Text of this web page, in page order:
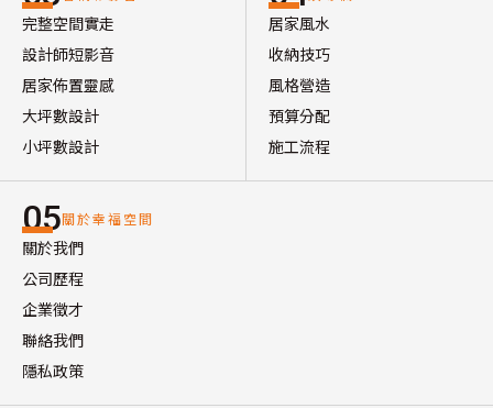
完整空間實走
設計師短影音
居家佈置靈感
大坪數設計
小坪數設計
居家風水
收納技巧
風格營造
預算分配
施工流程
05關於幸福空間
關於我們
公司歷程
企業徵才
聯絡我們
隱私政策